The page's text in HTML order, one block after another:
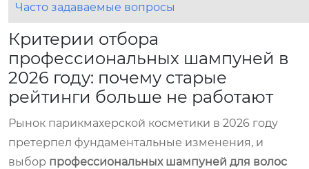
Часто задаваемые вопросы
Критерии отбора
профессиональных шампуней в
2026 году: почему старые
рейтинги больше не работают
Рынок парикмахерской косметики в 2026 году
претерпел фундаментальные изменения, и
выбор профессиональных шампуней для волос